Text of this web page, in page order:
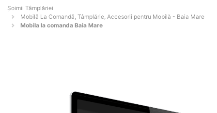
Șoimii Tâmplăriei
Mobilă La Comandă, Tâmplărie, Accesorii pentru Mobilă - Baia Mare
Mobila la comanda Baia Mare